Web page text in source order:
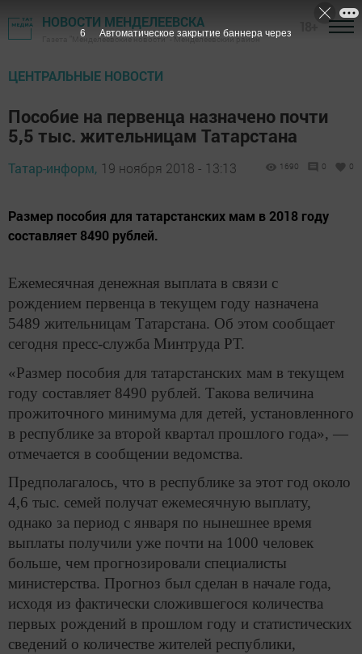
НОВОСТИ МЕНДЕЛЕЕВСКА
Газета "Менделеевские новости" - Менделеевский район
ЦЕНТРАЛЬНЫЕ НОВОСТИ
Пособие на первенца назначено почти
5,5 тыс. жительницам Татарстана
Татар-информ, 19 ноября 2018 - 13:13 1690 0 0
Размер пособия для татарстанских мам в 2018 году
составляет 8490 рублей.
Ежемесячная денежная выплата в связи с
рождением первенца в текущем году назначена
5489 жительницам Татарстана. Об этом сообщает
сегодня пресс-служба Минтруда РТ.
«Размер пособия для татарстанских мам в текущем
году составляет 8490 рублей. Такова величина
прожиточного минимума для детей, установленного
в республике за второй квартал прошлого года», —
отмечается в сообщении ведомства.
Предполагалось, что в республике за этот год около
4,6 тыс. семей получат ежемесячную выплату,
однако за период с января по нынешнее время
выплаты получили уже почти на 1000 человек
больше, чем прогнозировали специалисты
министерства. Прогноз был сделан в начале года,
исходя из фактически сложившегося количества
первых рождений в прошлом году и статистических
сведений о количестве жителей республики,
5 Автоматическое закрытие баннера через